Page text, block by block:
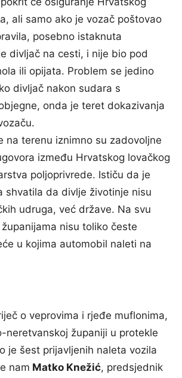
ali samo ako je vozač poštovao
posebno istaknuta
divljač na cesti, i nije bio pod
ili opijata. Problem se jedino
divljač nakon sudara s
onda je teret dokazivanja
na terenu iznimno su zadovoljne
između Hrvatskog lovačkog
poljoprivrede. Ističu da je
shvatila da divlje životinje nisu
udruga, već države. Na svu
nisu toliko česte
u kojima automobil naleti na
o veprovima i rjeđe muflonima,
neretvanskoj županiji u protekle
je šest prijavljenih naleta vozila
nam Matko Knežić, predsjednik